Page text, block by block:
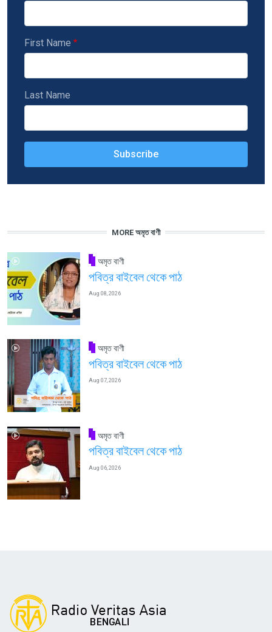
First Name
Last Name
MORE অমৃত বাণী
অমৃত বাণী
পবিত্র বাইবেল থেকে পাঠ
Aug 08, 2026
অমৃত বাণী
পবিত্র বাইবেল থেকে পাঠ
Aug 07, 2026
অমৃত বাণী
পবিত্র বাইবেল থেকে পাঠ
Aug 06, 2026